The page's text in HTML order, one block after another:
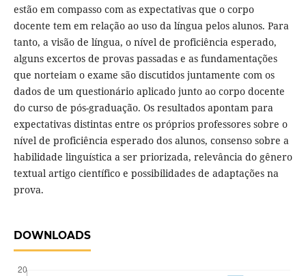
estão em compasso com as expectativas que o corpo
docente tem em relação ao uso da língua pelos alunos. Para
tanto, a visão de língua, o nível de proficiência esperado,
alguns excertos de provas passadas e as fundamentações
que norteiam o exame são discutidos juntamente com os
dados de um questionário aplicado junto ao corpo docente
do curso de pós-graduação. Os resultados apontam para
expectativas distintas entre os próprios professores sobre o
nível de proficiência esperado dos alunos, consenso sobre a
habilidade linguística a ser priorizada, relevância do gênero
textual artigo científico e possibilidades de adaptações na
prova.
DOWNLOADS